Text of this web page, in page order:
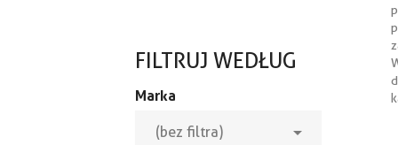
FILTRUJ WEDŁUG
Marka
(bez filtra) 